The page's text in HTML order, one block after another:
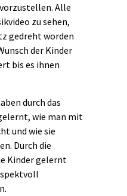
Alle
zu sehen,
gedreht worden
der Kinder
bis es ihnen
durch das
wie man mit
und wie sie
Durch die
Kinder gelernt